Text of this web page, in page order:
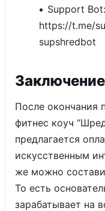
Support Bot:
https://t.me/
supshredbot
Заключение
После окончания
фитнес коуч
предлагается
искусственным
же можно
То есть
зарабатывает на